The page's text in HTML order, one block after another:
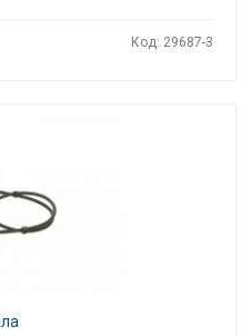
Код: 29687-3